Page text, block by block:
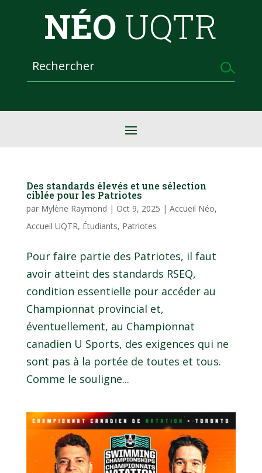
NÉO UQTR
Des standards élevés et une sélection
ciblée pour les Patriotes
par Mylène Raymond | Oct 9, 2025 | Accueil Néo,
Accueil UQTR, Étudiants, Patriotes
Pour faire partie des Patriotes, il faut
avoir atteint des standards RSEQ,
condition essentielle pour accéder au
Championnat provincial et,
éventuellement, au Championnat
canadien U Sports, des exigences qui ne
sont pas à la portée de toutes et tous.
Comme le souligne...